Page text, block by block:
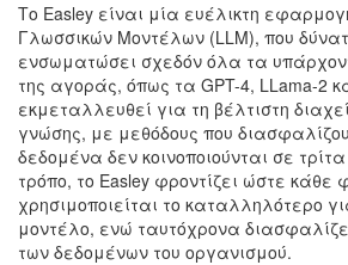
Το Easley είναι μία ευέλικτη
Γλωσσικών Μοντέλων (LLM), που
ενσωματώσει σχεδόν όλα τα
της αγοράς, όπως τα GPT-4, LLama-2
εκμεταλλευθεί για τη βέλτιστη
γνώσης, με μεθόδους που
δεδομένα δεν κοινοποιούνται σε
τρόπο, το Easley φροντίζει ώστε κάθε
χρησιμοποιείται το καταλληλότερο
μοντέλο, ενώ ταυτόχρονα
των δεδομένων του οργανισμού.